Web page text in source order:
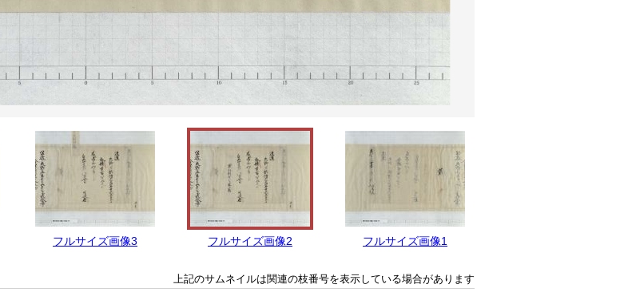
フルサイズ画像3 フルサイズ画像2 フルサイズ画像1
上記のサムネイルは関連の枝番号を表示している場合があります